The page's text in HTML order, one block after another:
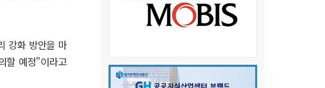
강화 방안을 마
할 예정"이라고